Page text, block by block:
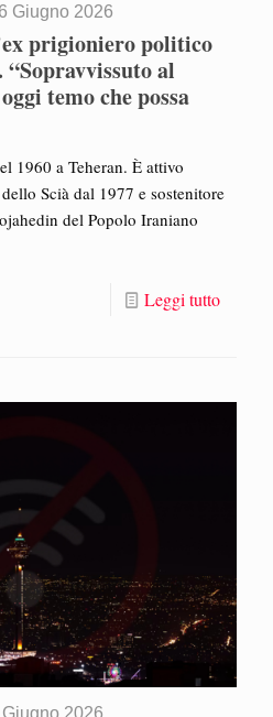
Giugno 2026
prigioniero politico
al
temo che possa
1960 a Teheran. È attivo
Scià dal 1977 e sostenitore
del Popolo Iraniano
Leggi tutto